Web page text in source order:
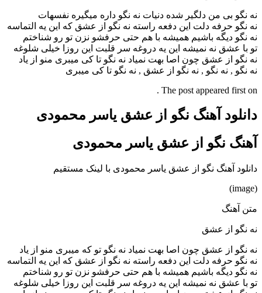
نه نگو بی من دلگیر شده دنیات نه نگو داره میگیره نفسهات
نه نگو حرفه دلت این دفعه راسته نه نگو از عشق که این یه التماسه
نه نگو دیگه باشیم همیشه با هم حتی حرفشو نزن تو رو شناختم
تو با عشق نه نمیشه این یه دروغه سر قلبت این روزا خیلی شلوغه
نه نگو از عشق چون اصا بهت نمیاد نه نگو تا کی میبری منو از یاد
نه نگو , نه نگو , نه نگو از عشق , نه نگو تا کی میبری
The post appeared first on .
دانلود آهنگ نگو از عشق یاسر محمودی
آهنگ نگو از عشق یاسر محمودی
دانلود آهنگ نگو از عشق یاسر محمودی با لینک مستقیم
(image)
متن آهنگ
نه نگو از عشق
نه نگو از عشق چون اصا بهت نمیاد نه نگو تو که میبری منو از یاد
نه نگو حرفه دلت این دفعه راسته نه نگو از عشق که این یه التماسه
نه نگو دیگه باشیم همیشه با هم حتی حرفشو نزن تو رو شناختم
تو با عشق نه نمیشه این یه دروغه سر قلبت این روزا خیلی شلوغه